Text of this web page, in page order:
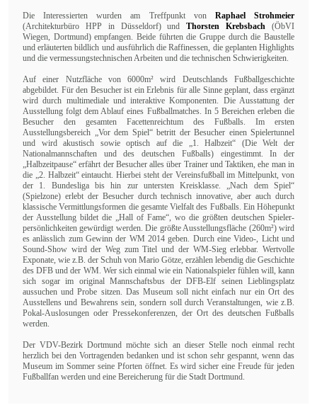
Die Interessierten wurden am Treffpunkt von Raphael Strohmeier
(Architekturbüro HPP in Düssel­dorf) undThorsten Krebsbach(ÖbVI
Wiegen, Dortmund) empfangen. Beide führten die Gruppe durch die Baustelle
und erläuterten bildlich und ausführlich die Raffinessen, die geplanten Highlights
und die vermessungstechnischen Arbeiten und die technischen Schwierigkeiten.
Auf einer Nutzfläche von 6000m² wird Deutschlands Fußballgeschichte
abgebildet. Für den Besucher ist ein Erlebnis für alle Sinne geplant, dass ergänzt
wird durch multimediale und interaktive Kom­ponenten. Die Ausstattung der
Ausstellung folgt dem Ablauf eines Fußballmatches. In 5 Berei­chen erleben die
Besucher den gesamten Facettenreichtum des Fußballs. Im ersten
Ausstellungsbereich „Vor dem Spiel“ betritt der Besucher einen Spieler­tunnel
und wird akustisch sowie optisch auf die „1. Halbzeit“ (Die Welt der
Nationalmannschaften und des deutschen Fußballs) eingestimmt. In der
„Halbzeitpause“ erfährt der Besucher alles über Trainer und Taktiken, ehe man in
die „2. Halbzeit“ eintaucht. Hierbei steht der Vereinsfußball im Mittelpunkt, von
der 1. Bundesliga bis hin zur untersten Kreisklasse. „Nach dem Spiel“
(Spielzone) erlebt der Besucher durch technisch innovative, aber auch durch
klassische Vermittlungsformen die gesamte Vielfalt des Fußballs. Ein Höhepunkt
der Ausstellung bildet die „Hall of Fame“, wo die größten deutschen Spieler­
persön­lich­keiten gewürdigt werden. Die größte Ausstellungsfläche (260m²) wird
es anlässlich zum Gewinn der WM 2014 geben. Durch eine Video-, Licht und
Sound-Show wird der Weg zum Titel und der WM-Sieg erlebbar. Wertvolle
Exponate, wie z.B. der Schuh von Mario Götze, erzählen lebendig die Geschichte
des DFB und der WM. Wer sich einmal wie ein Nationalspieler fühlen will, kann
sich sogar im original Mannschaftsbus der DFB-Elf seinen Lieblingsplatz
aussuchen und Probe sitzen. Das Museum soll nicht einfach nur ein Ort des
Ausstellens und Bewahrens sein, sondern soll durch Veranstaltungen, wie z.B.
Pokal-Auslosungen oder Pressekonferenzen, der Ort des deutschen Fußballs
werden.
Der VDV-Bezirk Dortmund möchte sich an dieser Stelle noch einmal recht
herzlich bei den Vortragenden bedanken und ist schon sehr gespannt, wenn das
Museum im Sommer seine Pforten öffnet. Es wird sicher eine Freude für jeden
Fußballfan werden und eine Bereicherung für die Stadt Dortmund.